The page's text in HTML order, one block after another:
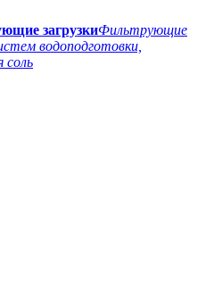
загрузкиФильтрующие
водоподготовки,
соль